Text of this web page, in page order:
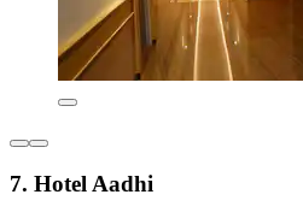
7. Hotel Aadhi